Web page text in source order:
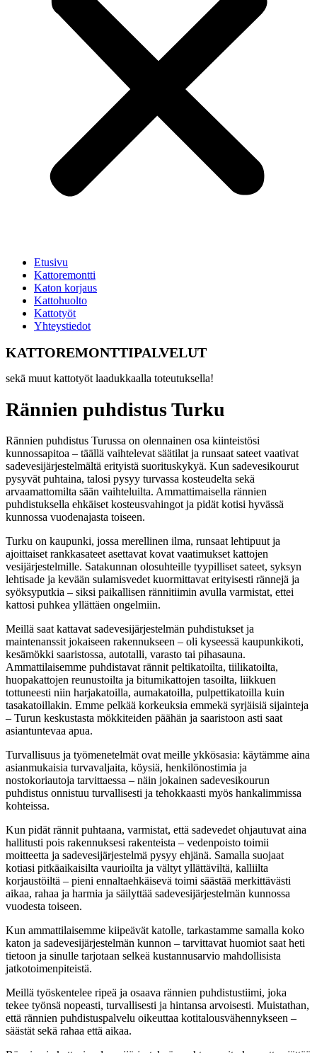
Etusivu
Kattoremontti
Katon korjaus
Kattohuolto
Kattotyöt
Yhteystiedot
KATTOREMONTTIPALVELUT
sekä muut kattotyöt laadukkaalla toteutuksella!
Rännien puhdistus Turku
Rännien puhdistus Turussa on olennainen osa kiinteistösi
kunnossapitoa – täällä vaihtelevat säätilat ja runsaat sateet vaativat
sadevesijärjestelmältä erityistä suorituskykyä. Kun sadevesikourut
pysyvät puhtaina, talosi pysyy turvassa kosteudelta sekä
arvaamattomilta sään vaihteluilta. Ammattimaisella rännien
puhdistuksella ehkäiset kosteusvahingot ja pidät kotisi hyvässä
kunnossa vuodenajasta toiseen.
Turku on kaupunki, jossa merellinen ilma, runsaat lehtipuut ja
ajoittaiset rankkasateet asettavat kovat vaatimukset kattojen
vesijärjestelmille. Satakunnan olosuhteille tyypilliset sateet, syksyn
lehtisade ja kevään sulamisvedet kuormittavat erityisesti rännejä ja
syöksyputkia – siksi paikallisen rännitiimin avulla varmistat, ettei
kattosi puhkea yllättäen ongelmiin.
Meillä saat kattavat sadevesijärjestelmän puhdistukset ja
maintenanssit jokaiseen rakennukseen – oli kyseessä kaupunkikoti,
kesämökki saaristossa, autotalli, varasto tai pihasauna.
Ammattilaisemme puhdistavat rännit peltikatoilta, tiilikatoilta,
huopakattojen reunustoilta ja bitumikattojen tasoilta, liikkuen
tottuneesti niin harjakatoilla, aumakatoilla, pulpettikatoilla kuin
tasakatoillakin. Emme pelkää korkeuksia emmekä syrjäisiä sijainteja
– Turun keskustasta mökkiteiden päähän ja saaristoon asti saat
asiantuntevaa apua.
Turvallisuus ja työmenetelmät ovat meille ykkösasia: käytämme aina
asianmukaisia turvavaljaita, köysiä, henkilönostimia ja
nostokoriautoja tarvittaessa – näin jokainen sadevesikourun
puhdistus onnistuu turvallisesti ja tehokkaasti myös hankalimmissa
kohteissa.
Kun pidät rännit puhtaana, varmistat, että sadevedet ohjautuvat aina
hallitusti pois rakennuksesi rakenteista – vedenpoisto toimii
moitteetta ja sadevesijärjestelmä pysyy ehjänä. Samalla suojaat
kotiasi pitkäaikaisilta vaurioilta ja vältyt yllättäviltä, kalliilta
korjaustöiltä – pieni ennaltaehkäisevä toimi säästää merkittävästi
aikaa, rahaa ja harmia ja säilyttää sadevesijärjestelmän kunnossa
vuodesta toiseen.
Kun ammattilaisemme kiipeävät katolle, tarkastamme samalla koko
katon ja sadevesijärjestelmän kunnon – tarvittavat huomiot saat heti
tietoon ja sinulle tarjotaan selkeä kustannusarvio mahdollisista
jatkotoimenpiteistä.
Meillä työskentelee ripeä ja osaava rännien puhdistustiimi, joka
tekee työnsä nopeasti, turvallisesti ja hintansa arvoisesti. Muistathan,
että rännien puhdistuspalvelu oikeuttaa kotitalousvähennykseen –
säästät sekä rahaa että aikaa.